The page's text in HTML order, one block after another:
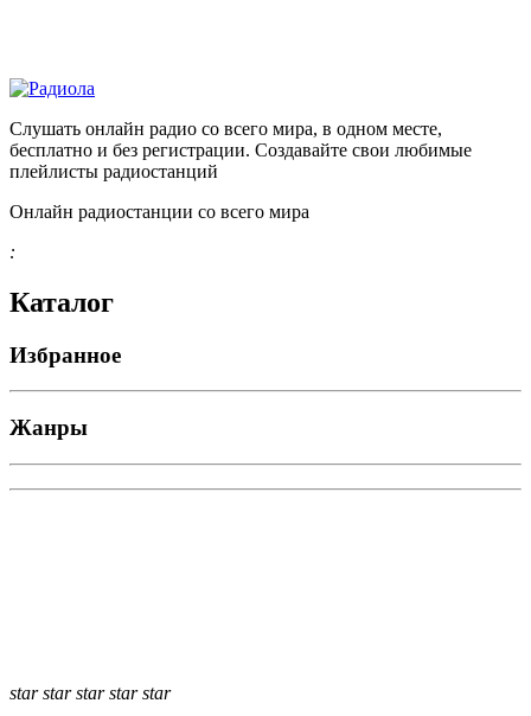
Слушать онлайн радио со всего мира, в одном месте,
бесплатно и без регистрации. Создавайте свои любимые
плейлисты радиостанций
Онлайн радиостанции со всего мира
:
Каталог
Избранное
Жанры
star star star star star